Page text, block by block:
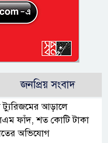
জনপ্রিয় সংবাদ
ট্যুরিজমের আড়ালে
ফাঁদ, শত কোটি টাকা
অভিযোগ